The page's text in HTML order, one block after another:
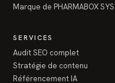
Marque de PHARMABOX
SERVICES
Audit SEO complet
Stratégie de contenu
Référencement IA